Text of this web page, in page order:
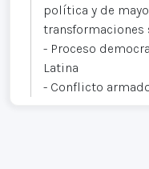
política y de
- Proceso
Latina
- Conflicto